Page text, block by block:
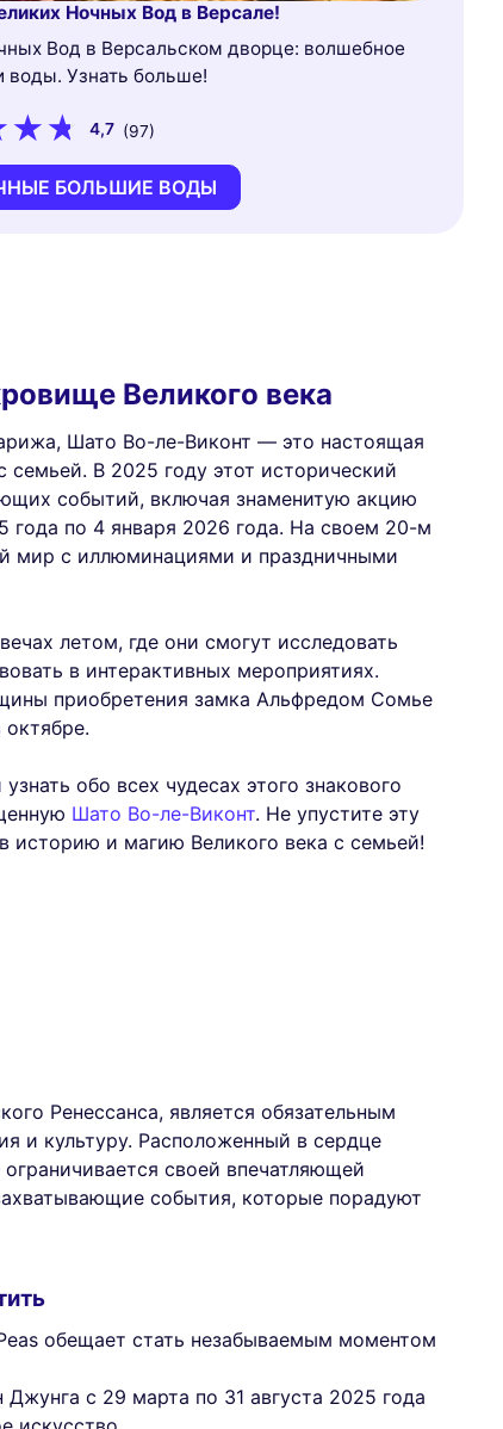
Ночных Вод в Версале!
Вод в Версальском дворце: волшебное
воды. Узнать больше!
4,7 (97)
БОЛЬШИЕ ВОДЫ
Великого века
Шато Во-ле-Виконт — это настоящая
семьей. В 2025 году этот исторический
событий, включая знаменитую акцию
года по 4 января 2026 года. На своем 20-м
мир с иллюминациями и праздничными
летом, где они смогут исследовать
в интерактивных мероприятиях.
приобретения замка Альфредом Сомье
обо всех чудесах этого знакового
Шато Во-ле-Виконт. Не упустите эту
историю и магию Великого века с семьей!
Ренессанса, является обязательным
и культуру. Расположенный в сердце
своей впечатляющей
события, которые порадуют
обещает стать незабываемым моментом
с 29 марта по 31 августа 2025 года